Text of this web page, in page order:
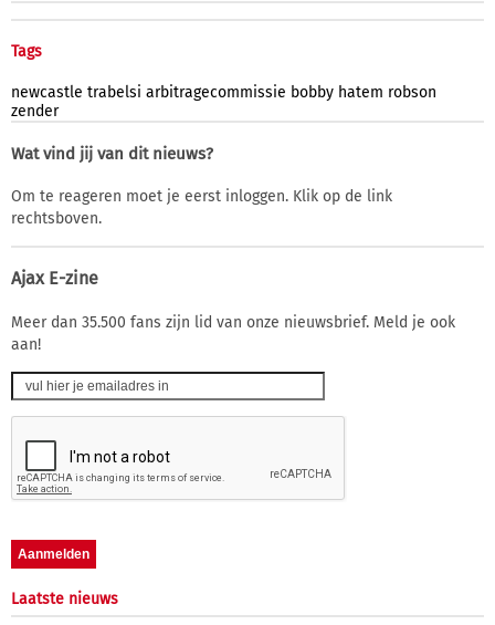
Tags
newcastle trabelsi arbitragecommissie bobby hatem robson
zender
Wat vind jij van dit nieuws?
Om te reageren moet je eerst inloggen. Klik op de link
rechtsboven.
Ajax E-zine
Meer dan 35.500 fans zijn lid van onze nieuwsbrief. Meld je ook
aan!
Laatste nieuws